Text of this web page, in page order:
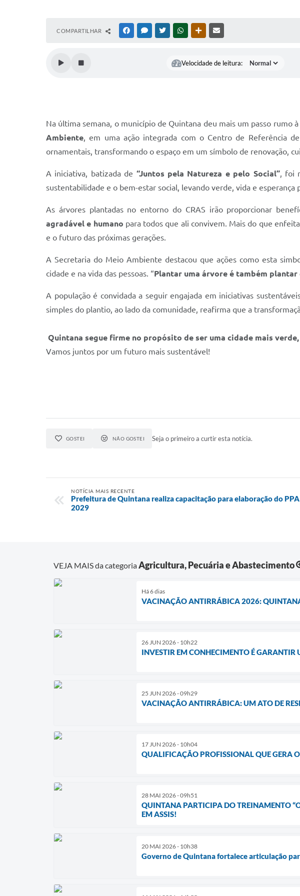
COMPARTILHAR FACEBOOKMESSENGER
TWITTERWHATSAPPOUTRAS MÍDIAS
Velocidade de leitura:
Na última semana, o município de Quintana deu mais um passo rumo
Ambiente, em uma ação integrada com o Centro de Referência
ornamentais, transformando o espaço em um símbolo de renovação,
A iniciativa, batizada de “Juntos pela Natureza e pelo Social”, foi
sustentabilidade e o bem-estar social, levando verde, vida e
As árvores plantadas no entorno do CRAS irão proporcionar
agradável e humano para todos que ali convivem. Mais do que
e o futuro das próximas gerações.
A Secretaria do Meio Ambiente destacou que ações como esta
cidade e na vida das pessoas. “Plantar uma árvore é também plantar
A população é convidada a seguir engajada em iniciativas
simples do plantio, ao lado da comunidade, reafirma que a
Quintana segue firme no propósito de ser uma cidade mais
Vamos juntos por um futuro mais sustentável!
GOSTEI NÃO GOSTEI Seja o primeiro a curtir esta notícia.
NOTÍCIA MAIS RECENTE
Prefeitura de Quintana realiza capacitação para elaboração do
2029
VEJA MAIS da categoriaAgricultura, Pecuária e Abastecimento
Há 6 dias
VACINAÇÃO ANTIRRÁBICA 2026:
26 JUN 2026 - 10h22
INVESTIR EM CONHECIMENTO É
25 JUN 2026 - 09h29
VACINAÇÃO ANTIRRÁBICA: UM ATO DE
17 JUN 2026 - 10h04
QUALIFICAÇÃO PROFISSIONAL QUE GERA
28 MAI 2026 - 09h51
QUINTANA PARTICIPA DO TREINAMENTO
EM ASSIS!
20 MAI 2026 - 10h38
Governo de Quintana fortalece articulação